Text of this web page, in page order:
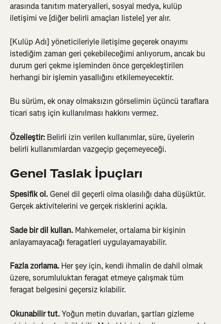
arasında tanıtım materyalleri, sosyal medya, kulüp
iletişimi ve [diğer belirli amaçları listele] yer alır.
[Kulüp Adı] yöneticileriyle iletişime geçerek onayımı
istediğim zaman geri çekebileceğimi anlıyorum, ancak bu
durum geri çekme işleminden önce gerçekleştirilen
herhangi bir işlemin yasallığını etkilemeyecektir.
Bu sürüm, ek onay olmaksızın görselimin üçüncü taraflara
ticari satış için kullanılması hakkını vermez.
Özelleştir: Belirli izin verilen kullanımlar, süre, üyelerin
belirli kullanımlardan vazgeçip geçemeyeceği.
Genel Taslak İpuçları
Spesifik ol. Genel dil geçerli olma olasılığı daha düşüktür.
Gerçek aktivitelerini ve gerçek risklerini açıkla.
Sade bir dil kullan. Mahkemeler, ortalama bir kişinin
anlayamayacağı feragatleri uygulayamayabilir.
Fazla zorlama. Her şey için, kendi ihmalin de dahil olmak
üzere, sorumluluktan feragat etmeye çalışmak tüm
feragat belgesini geçersiz kılabilir.
Okunabilir tut. Yoğun metin duvarları, şartları gizleme